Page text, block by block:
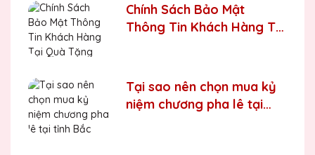
Chính Sách Bảo Mật
Thông Tin Khách Hàng Tại
Tại sao nên chọn mua kỷ
niệm chương pha lê tại